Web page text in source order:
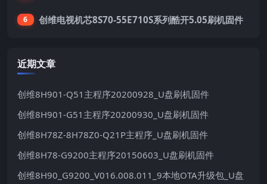
6 创维电视机芯8S70-55E710S系列酷开5.05刷机固件
近期文章
创维8H901-Q51主程序20200928_U盘刷机固件
创维8H901-G51主程序20200930_U盘刷机固件
创维8H78Z-8H78Z0-Q21P主程序_U盘刷机固件
创维8H78-G9200主程序20150603_U盘刷机固件
创维8H90_G9200_V016.008.011_9本地OTA升级包_U盘